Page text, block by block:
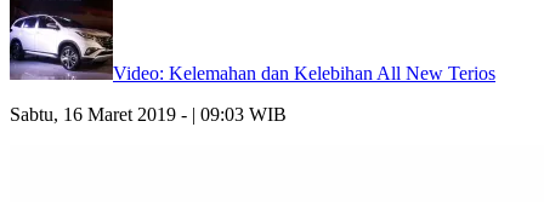
Video: Kelemahan dan Kelebihan All New Terios
Sabtu, 16 Maret 2019 - | 09:03 WIB